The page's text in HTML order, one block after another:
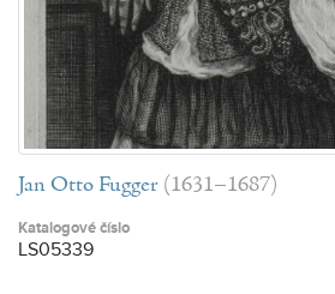
Jan Otto Fugger (1631–1687)
Katalogové číslo
LS05339